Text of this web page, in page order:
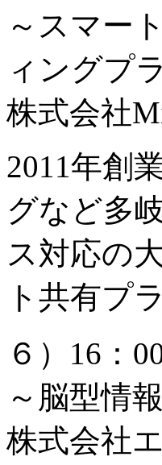
～スマー
ィングプ
株式会社
2011年創
グなど多
ス対応の
ト共有プ
６）16：
～脳型情
株式会社